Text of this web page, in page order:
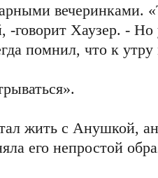
вечеринками.
-говорит Хаузер. -
помнил, что к
жить с Анушкой,
его непростой